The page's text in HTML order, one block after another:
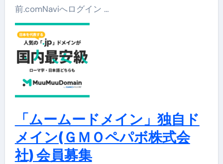
前.comNaviへログイン …
「ムームードメイン」独自ド
メイン(ＧＭＯペパボ株式会
社) 会員募集